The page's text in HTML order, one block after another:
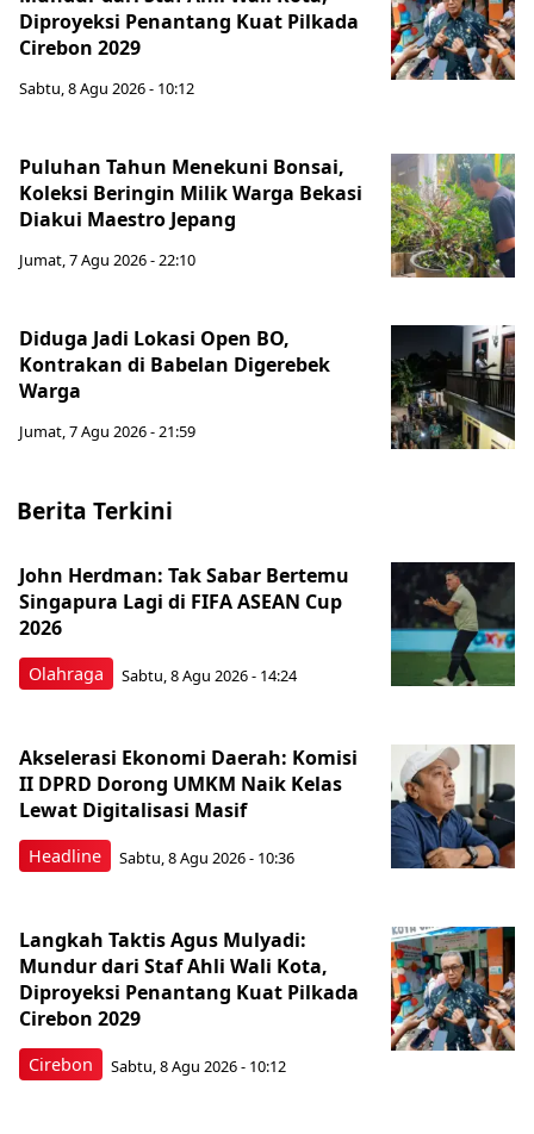
Diproyeksi Penantang Kuat Pilkada
Cirebon 2029
Sabtu, 8 Agu 2026 - 10:12
Puluhan Tahun Menekuni Bonsai,
Koleksi Beringin Milik Warga Bekasi
Diakui Maestro Jepang
Jumat, 7 Agu 2026 - 22:10
Diduga Jadi Lokasi Open BO,
Kontrakan di Babelan Digerebek
Warga
Jumat, 7 Agu 2026 - 21:59
Berita Terkini
Olahraga
John Herdman: Tak Sabar Bertemu
Singapura Lagi di FIFA ASEAN Cup
2026
Sabtu, 8 Agu 2026 - 14:24
Headline
Akselerasi Ekonomi Daerah: Komisi
II DPRD Dorong UMKM Naik Kelas
Lewat Digitalisasi Masif
Sabtu, 8 Agu 2026 - 10:36
Cirebon
Langkah Taktis Agus Mulyadi:
Mundur dari Staf Ahli Wali Kota,
Diproyeksi Penantang Kuat Pilkada
Cirebon 2029
Sabtu, 8 Agu 2026 - 10:12